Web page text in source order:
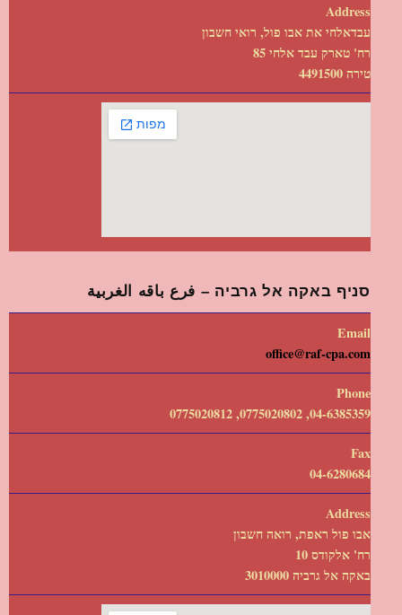
Address
עבדאלחי את אבו פול, רואי חשבון
רח' טארק עבד אלחי 85
טירה 4491500
סניף באקה אל גרביה – فرع باقه الغربية
Email
office@raf-cpa.com
Phone
04-6385359, 0775020802, 0775020812
Fax
04-6280684
Address
אבו פול ראפת, רואה חשבון
רח' אלקודס 10
באקה אל גרביה 3010000